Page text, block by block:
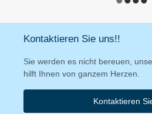
Kontaktieren Sie uns!!
Sie werden es nicht bereuen,
hilft Ihnen von ganzem Herzen.
Kontaktieren